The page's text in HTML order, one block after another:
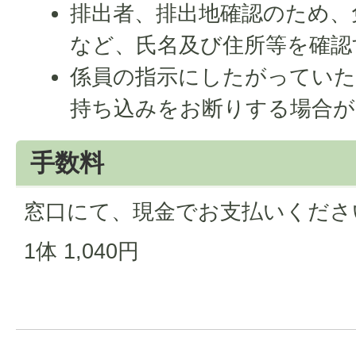
排出者、排出地確認のため
など、氏名及び住所等を確
係員の指示にしたがってい
持ち込みをお断りする場合
手数料
窓口にて、現金でお支払いくだ
1体 1,040円